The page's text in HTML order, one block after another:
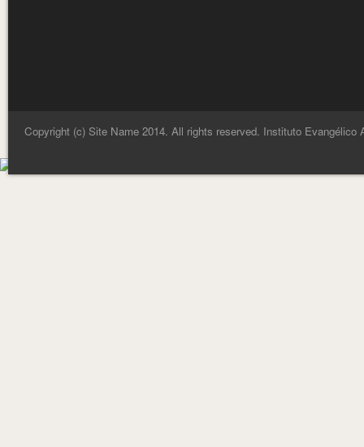
Copyright (c) Site Name 2014. All rights reserved. Instituto Evangélico